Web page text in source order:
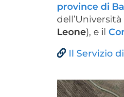
province di
Leone), e il
Il Servizio